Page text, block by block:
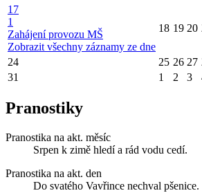
17
1
Zahájení provozu MŠ
Zobrazit všechny záznamy ze dne
18 19 20
24 25 26 27
31
1 2 3
Pranostiky
Pranostika na akt. měsíc
Srpen k zimě hledí a rád vodu cedí.
Pranostika na akt. den
Do svatého Vavřince nechval pšenice.